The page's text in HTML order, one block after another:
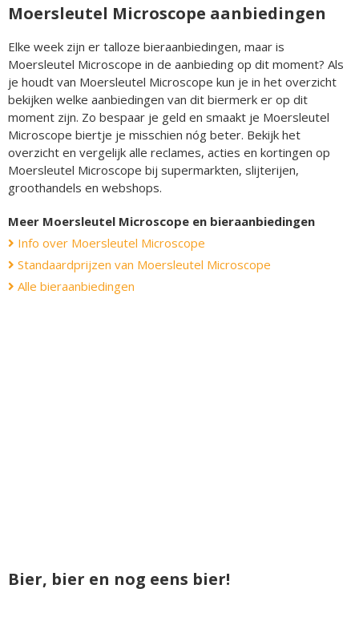
Moersleutel Microscope aanbiedingen
Elke week zijn er talloze bieraanbiedingen, maar is
Moersleutel Microscope in de aanbieding op dit moment? Als
je houdt van Moersleutel Microscope kun je in het overzicht
bekijken welke aanbiedingen van dit biermerk er op dit
moment zijn. Zo bespaar je geld en smaakt je Moersleutel
Microscope biertje je misschien nóg beter. Bekijk het
overzicht en vergelijk alle reclames, acties en kortingen op
Moersleutel Microscope bij supermarkten, slijterijen,
groothandels en webshops.
Meer Moersleutel Microscope en bieraanbiedingen
Info over Moersleutel Microscope
Standaardprijzen van Moersleutel Microscope
Alle bieraanbiedingen
Bier, bier en nog eens bier!